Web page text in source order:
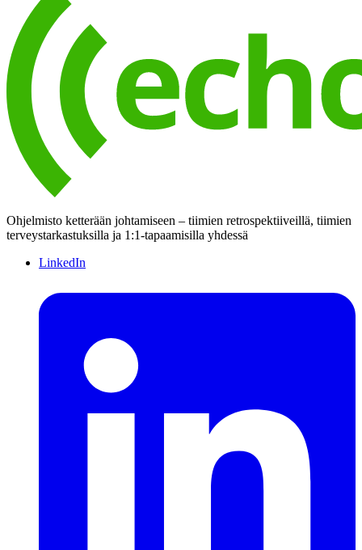
Ohjelmisto ketterään johtamiseen – tiimien retrospektiiveillä, tiimien
terveystarkastuksilla ja 1:1-tapaamisilla yhdessä
LinkedIn